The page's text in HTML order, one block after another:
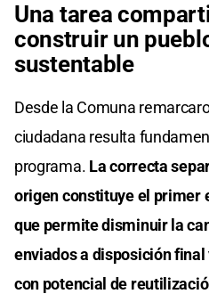
Una tarea
construir un
sustentable
Desde la Comuna
ciudadana resulta
programa. La correcta
origen constituye el primer
que permite disminuir la
enviados a disposición
con potencial de